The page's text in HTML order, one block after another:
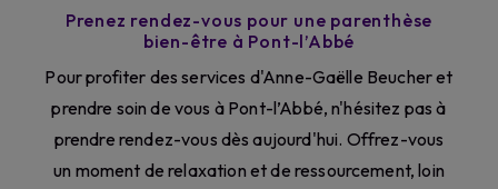
Prenez rendez-vous pour une parenthèse
bien-être à Pont-l’Abbé
Pour profiter des services d'Anne-Gaëlle Beucher et
prendre soin de vous à Pont-l’Abbé, n'hésitez pas à
prendre rendez-vous dès aujourd'hui. Offrez-vous
un moment de relaxation et de ressourcement, loin